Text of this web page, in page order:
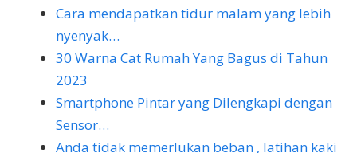
Cara mendapatkan tidur malam yang lebih
nyenyak…
30 Warna Cat Rumah Yang Bagus di Tahun
2023
Smartphone Pintar yang Dilengkapi dengan
Sensor…
Anda tidak memerlukan beban , latihan kaki